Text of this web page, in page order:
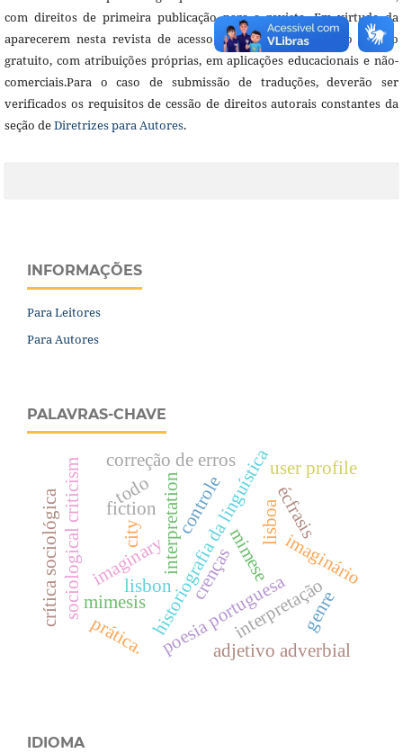
com direitos de primeira publicação para a revista. Em virtude da
aparecerem nesta revista de acesso público, os artigos são de uso
gratuito, com atribuições próprias, em aplicações educacionais e não-
comerciais.Para o caso de submissão de traduções, deverão ser
verificados os requisitos de cessão de direitos autorais constantes da
seção deDiretrizes para Autores.
INFORMAÇÕES
Para Leitores
Para Autores
PALAVRAS-CHAVE
historiografia da linguísticainterpretação
lisbon
city
imaginary
poesia portuguesa
lisboa
imaginário
interpretation
mimesis
sociological criticism fiction
mimese
écfrasis
crítica sociológica
prática.
crenças
correção de erros user profile
genre
todo
adjetivo adverbial
controle
IDIOMA